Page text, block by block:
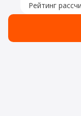
Рейтинг